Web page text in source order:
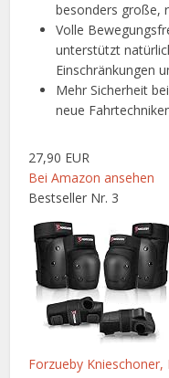
besonders große,
Volle
unterstützt
Einschränkungen
Mehr Sicherheit
neue
27,90 EUR
Bei Amazon ansehen
Bestseller Nr. 3
Forzueby